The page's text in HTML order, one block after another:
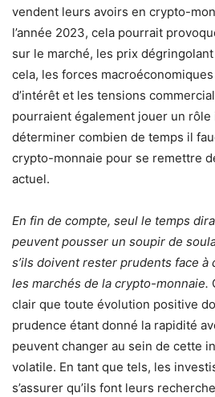
vendent leurs avoirs en crypto-
l’année 2023, cela pourrait
sur le marché, les prix
cela, les forces
d’intérêt et les tensions
pourraient également jouer un
déterminer combien de temps il
crypto-monnaie pour se remettre
actuel.
En fin de compte, seul le temps
peuvent pousser un soupir de
s’ils doivent rester prudents face
les marchés de la crypto-monnaie.
clair que toute évolution positive
prudence étant donné la rapidité
peuvent changer au sein de cette
volatile. En tant que tels, les
s’assurer qu’ils font leurs